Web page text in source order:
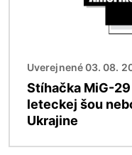
Uverejnené 03. 08.
Stíhačka MiG-
leteckej šou
Ukrajine